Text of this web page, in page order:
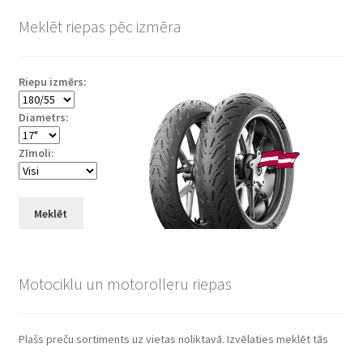
Meklēt riepas pēc izmēra
Riepu izmērs:
Diametrs:
Zīmoli:
Meklēt
Motociklu un motorolleru riepas
Plašs preču sortiments uz vietas noliktavā. Izvēlaties meklēt tās